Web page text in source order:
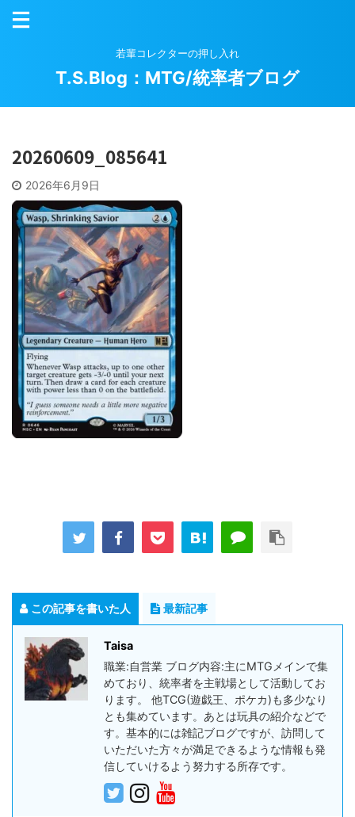
若輩コレクターの押し入れ
T.S.Blog：MTG/統率者ブログ
20260609_085641
2026年6月9日
この記事を書いた人 最新記事
Taisa
職業:自営業 ブログ内容:主にMTGメインで集
めており、統率者を主戦場として活動してお
ります。 他TCG(遊戯王、ポケカ)も多少なり
とも集めています。あとは玩具の紹介などで
す。基本的には雑記ブログですが、訪問して
いただいた方々が満足できるような情報も発
信していけるよう努力する所存です。